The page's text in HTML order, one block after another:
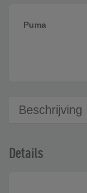
Puma
Beschrijving
Details